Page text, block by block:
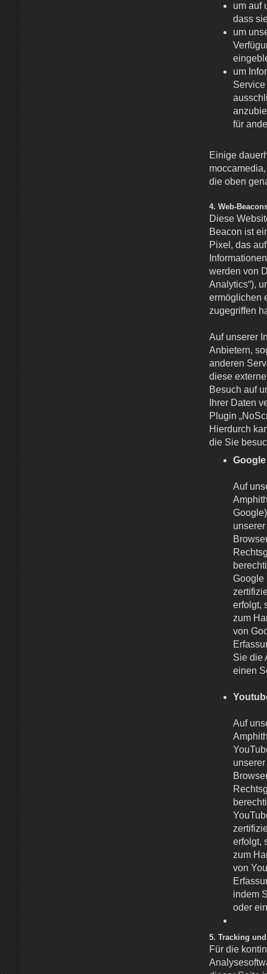
um auf
dass
um
um
für
Einige
die oben
4. Web-
Diese
Beacon ist
Pixel, das
werden von
Analytics“),
ermöglichen
zugegriffen
Auf unserer
Anbietern,
anderen
diese
Besuch auf
Ihrer Daten
Plugin
Hierdurch
die Sie
Google
Auf
Google
erfolgt,
zum
von
Sie die
einen
Auf
erfolgt,
zum
von
indem
oder
5. Tracking
Für die